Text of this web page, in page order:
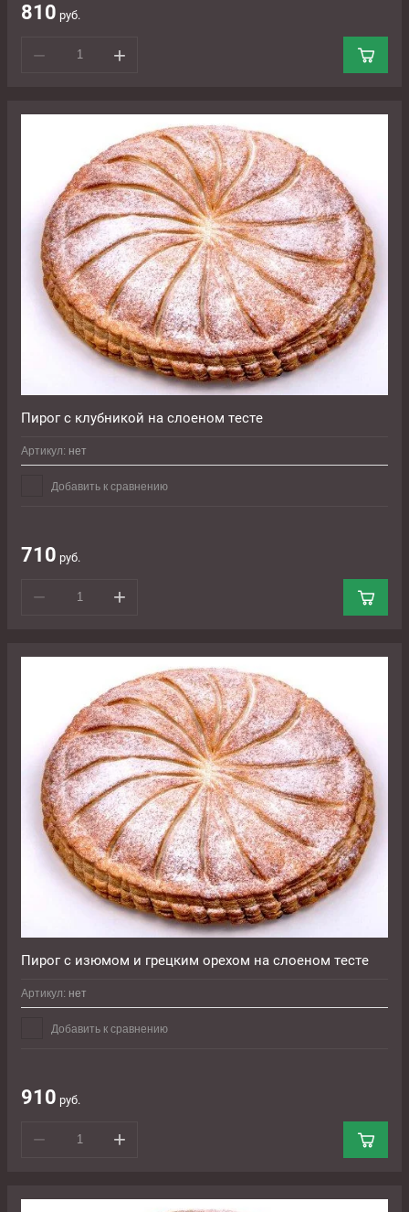
810 руб.
− +
Пирог с клубникой на слоеном тесте
Артикул: нет
Добавить к сравнению
710 руб.
− +
Пирог с изюмом и грецким орехом на слоеном тесте
Артикул: нет
Добавить к сравнению
910 руб.
− +